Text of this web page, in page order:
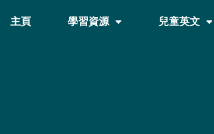
主頁 學習資源 兒童英文